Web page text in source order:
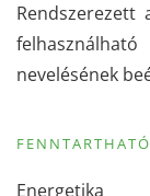
nevelésének
FENNTARTHATÓ
Energetika